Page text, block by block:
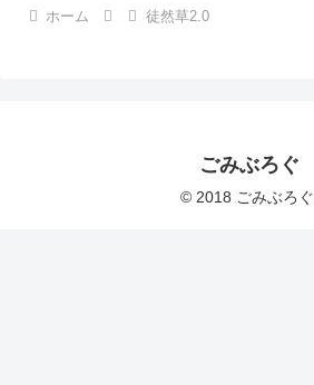
ホーム 徒然草2.0
ごみぶろぐ
© 2018 ごみぶろぐ.